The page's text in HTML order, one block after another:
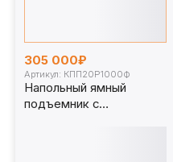
305 000₽
Артикул: КПП20Р1000Ф
Напольный ямный
подъемник с